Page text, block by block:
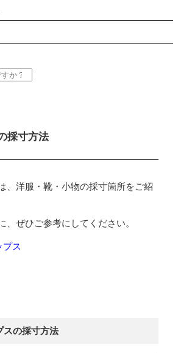
ツ
採寸方法
、洋服・靴・小物の採寸箇所をご紹
、ぜひご参考にしてください。
プス
スの採寸方法